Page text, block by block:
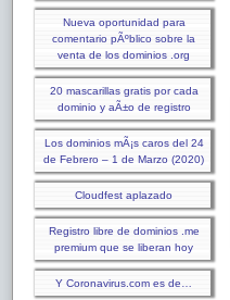
Nueva oportunidad para
comentario pÃºblico sobre la
venta de los dominios .org
20 mascarillas gratis por cada
dominio y aÃ±o de registro
Los dominios mÃ¡s caros del 24
de Febrero – 1 de Marzo (2020)
Cloudfest aplazado
Registro libre de dominios .me
premium que se liberan hoy
Y Coronavirus.com es de…